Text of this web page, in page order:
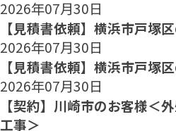
2026年07月30日
【見積書依頼】横浜市戸塚
2026年07月30日
【見積書依頼】横浜市戸塚
2026年07月30日
【契約】川崎市のお客様＜
工事＞